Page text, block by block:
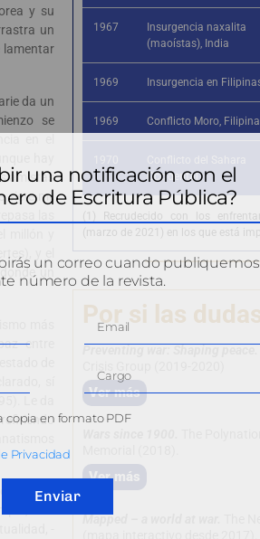
y su
un
lamentar
da un
se
en el
hay
siete mil
las
y
y el
un
más
entre
de
sí
hay un
solo
-
1967
Insurgencia naxalita
(maoístas), India
1969 Insurgencia en
1969 Conflicto Moro,
Occidental
(1) Recrudecido con los
(marzo de 2021) en los que está
Por si las
Preventing war: Shaping peace.
Ver más
Ver más
Mapped – a world at war.
una notificación con el
de Escritura Pública?
un correo cuando
número de la revista.
copia en formato PDF
Privacidad
Enviar